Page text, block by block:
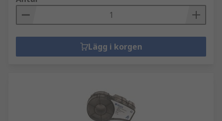
Lägg i korgen